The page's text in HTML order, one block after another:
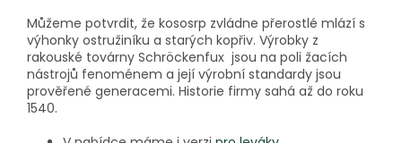
Můžeme potvrdit, že kososrp zvládne přerostlé mlází s
výhonky ostružiníku a starých kopřiv. Výrobky z
rakouské továrny Schröckenfux jsou na poli žacích
nástrojů fenoménem a její výrobní standardy jsou
prověřené generacemi. Historie firmy sahá až do roku
1540.